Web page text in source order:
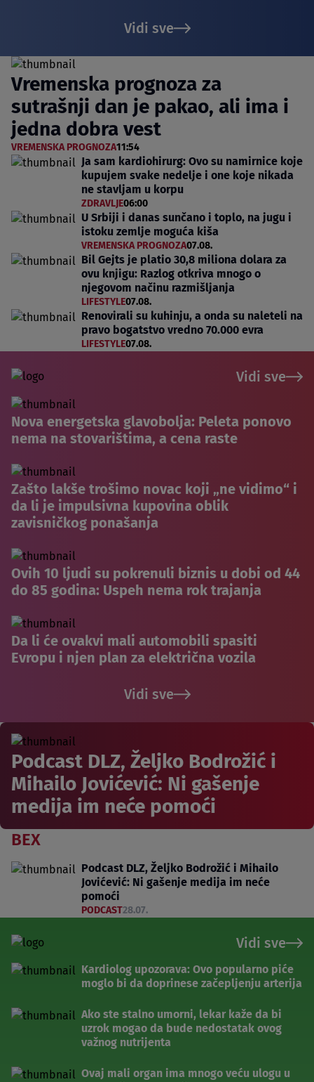
Vidi sve
Vremenska prognoza za
sutrašnji dan je pakao, ali ima i
jedna dobra vest
VREMENSKA PROGNOZA11:54
Ja sam kardiohirurg: Ovo su namirnice koje
kupujem svake nedelje i one koje nikada
ne stavljam u korpu
ZDRAVLJE06:00
U Srbiji i danas sunčano i toplo, na jugu i
istoku zemlje moguća kiša
VREMENSKA PROGNOZA07.08.
Bil Gejts je platio 30,8 miliona dolara za
ovu knjigu: Razlog otkriva mnogo o
njegovom načinu razmišljanja
LIFESTYLE07.08.
Renovirali su kuhinju, a onda su naleteli na
pravo bogatstvo vredno 70.000 evra
LIFESTYLE07.08.
Vidi sve
Nova energetska glavobolja: Peleta ponovo
nema na stovarištima, a cena raste
Zašto lakše trošimo novac koji „ne vidimo“ i
da li je impulsivna kupovina oblik
zavisničkog ponašanja
Ovih 10 ljudi su pokrenuli biznis u dobi od 44
do 85 godina: Uspeh nema rok trajanja
Da li će ovakvi mali automobili spasiti
Evropu i njen plan za električna vozila
Vidi sve
Podcast DLZ, Željko Bodrožić i
Mihailo Jovićević: Ni gašenje
medija im neće pomoći
BEX
Podcast DLZ, Željko Bodrožić i Mihailo
Jovićević: Ni gašenje medija im neće
pomoći
PODCAST28.07.
Vidi sve
Kardiolog upozorava: Ovo popularno piće
moglo bi da doprinese začepljenju arterija
Ako ste stalno umorni, lekar kaže da bi
uzrok mogao da bude nedostatak ovog
važnog nutrijenta
Ovaj mali organ ima mnogo veću ulogu u